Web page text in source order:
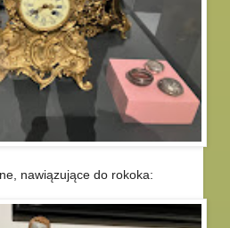
nawiązujące do rokoka: